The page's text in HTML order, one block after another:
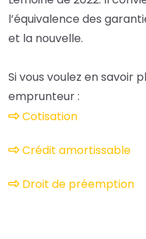
l’équivalence des
et la nouvelle.
Si vous voulez en savoir
emprunteur :
Cotisation
Crédit amortissable
Droit de préemption